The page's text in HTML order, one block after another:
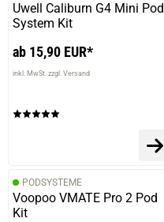
Uwell Caliburn G4 Mini Pod
System Kit
ab 15,90 EUR*
inkl. MwSt. zzgl. Versand
PODSYSTEME
Voopoo VMATE Pro 2 Pod
Kit